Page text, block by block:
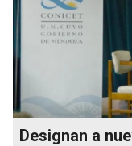
Designan a